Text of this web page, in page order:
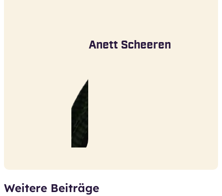
Anett Scheeren
Weitere Beiträge